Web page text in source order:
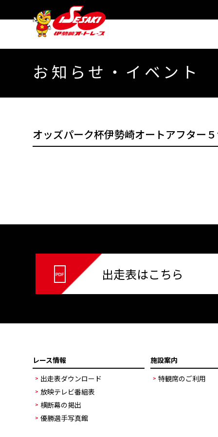
お知らせ・イベント
オッズパーク杯伊勢崎オートアフター
出走表はこちら
レース情報
出走表ダウンロード
放映テレビ番組表
横断幕の掲出
優勝選手写真館
施設案内
特観席のご利用